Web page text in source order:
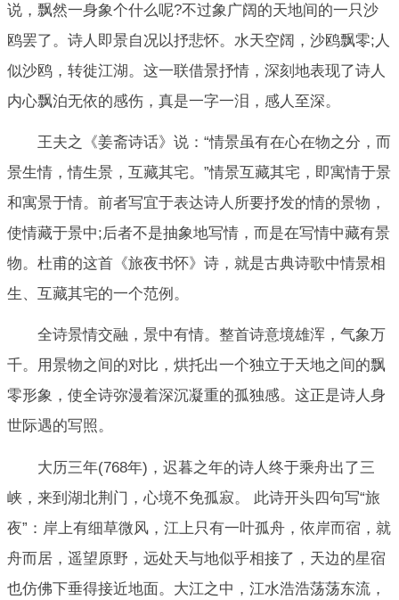
说，飘然一身象个什么呢?不过象广阔的天地间的一只沙
鸥罢了。诗人即景自况以抒悲怀。水天空阔，沙鸥飘零;人
似沙鸥，转徙江湖。这一联借景抒情，深刻地表现了诗人
内心飘泊无依的感伤，真是一字一泪，感人至深。
王夫之《姜斋诗话》说：“情景虽有在心在物之分，而
景生情，情生景，互藏其宅。”情景互藏其宅，即寓情于景
和寓景于情。前者写宜于表达诗人所要抒发的情的景物，
使情藏于景中;后者不是抽象地写情，而是在写情中藏有景
物。杜甫的这首《旅夜书怀》诗，就是古典诗歌中情景相
生、互藏其宅的一个范例。
全诗景情交融，景中有情。整首诗意境雄浑，气象万
千。用景物之间的对比，烘托出一个独立于天地之间的飘
零形象，使全诗弥漫着深沉凝重的孤独感。这正是诗人身
世际遇的写照。
大历三年(768年)，迟暮之年的诗人终于乘舟出了三
峡，来到湖北荆门，心境不免孤寂。 此诗开头四句写“旅
夜”：岸上有细草微风，江上只有一叶孤舟，依岸而宿，就
舟而居，遥望原野，远处天与地似乎相接了，天边的星宿
也仿佛下垂得接近地面。大江之中，江水浩浩荡荡东流，